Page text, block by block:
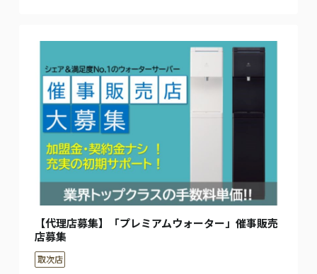
【代理店募集】「プレミアムウォーター」催事販売
店募集
取次店